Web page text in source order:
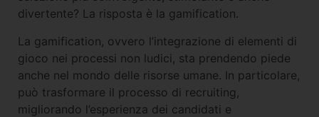
divertente? La risposta è la gamification.
La gamification, ovvero l’integrazione di elementi di
gioco nei processi non ludici, sta prendendo piede
anche nel mondo delle risorse umane. In particolare,
può trasformare il processo di recruiting,
migliorando l’esperienza dei candidati e